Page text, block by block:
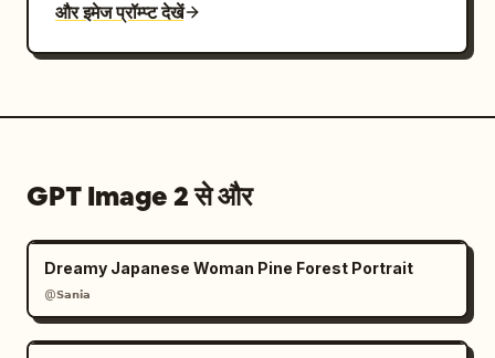
और इमेज प्रॉम्प्ट देखें
GPT Image 2 से और
Dreamy Japanese Woman Pine Forest Portrait
@𝗦𝗮𝗻𝗶𝗮